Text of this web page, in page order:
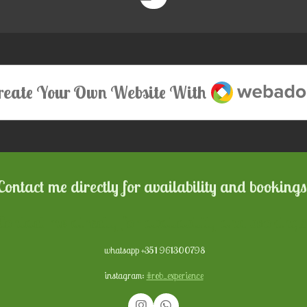
Your Own Website With Webador
me directly for availability and
whatsapp +351 961300798
instagram: #rob_experience